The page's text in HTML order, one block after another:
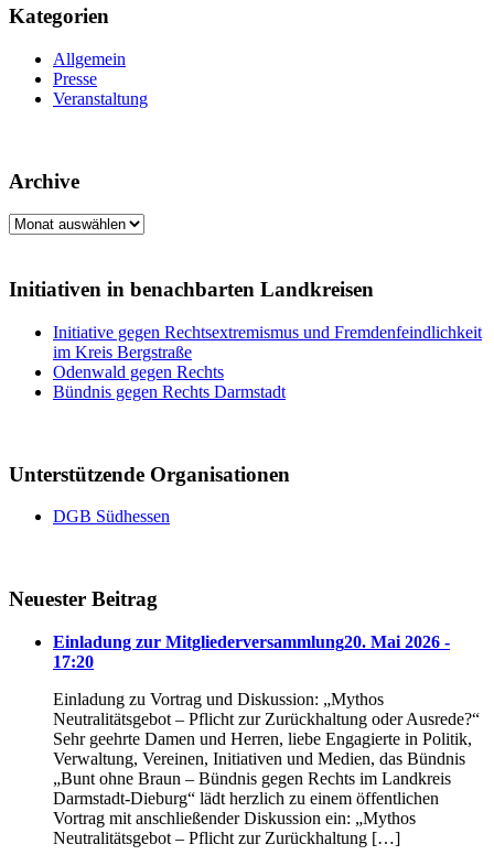
Kategorien
Allgemein
Presse
Veranstaltung
Archive
Archive
Initiativen in benachbarten Landkreisen
Initiative gegen Rechtsextremismus und Fremdenfeindlichkeit
im Kreis Bergstraße
Odenwald gegen Rechts
Bündnis gegen Rechts Darmstadt
Unterstützende Organisationen
DGB Südhessen
Neuester Beitrag
Einladung zur Mitgliederversammlung20. Mai 2026 -
17:20
Einladung zu Vortrag und Diskussion: „Mythos
Neutralitätsgebot – Pflicht zur Zurückhaltung oder Ausrede?“
Sehr geehrte Damen und Herren, liebe Engagierte in Politik,
Verwaltung, Vereinen, Initiativen und Medien, das Bündnis
„Bunt ohne Braun – Bündnis gegen Rechts im Landkreis
Darmstadt-Dieburg“ lädt herzlich zu einem öffentlichen
Vortrag mit anschließender Diskussion ein: „Mythos
Neutralitätsgebot – Pflicht zur Zurückhaltung […]